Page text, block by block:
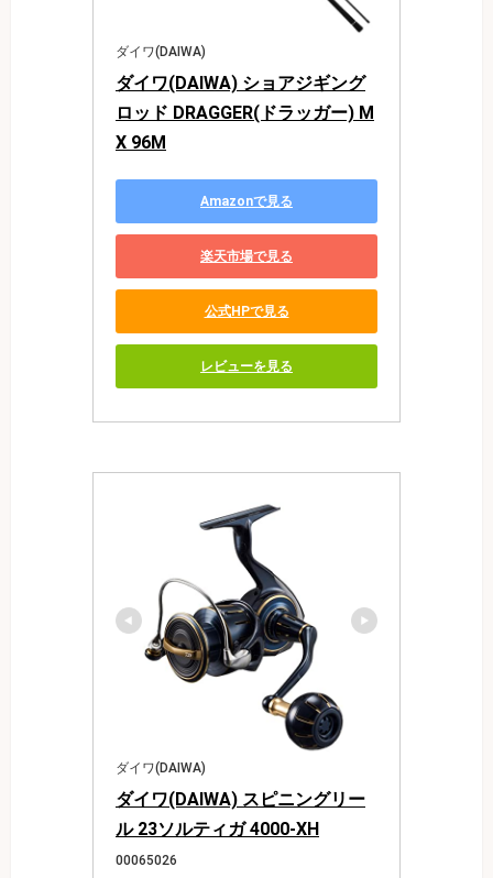
ダイワ(DAIWA)
ダイワ(DAIWA) ショアジギング
ロッド DRAGGER(ドラッガー) M
X 96M
Amazonで見る
楽天市場で見る
公式HPで見る
レビューを見る
ダイワ(DAIWA)
ダイワ(DAIWA) スピニングリー
ル 23ソルティガ 4000-XH
00065026